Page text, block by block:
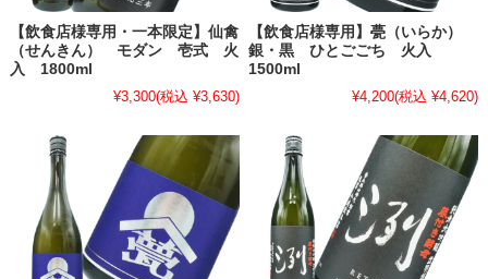
【飲食店様専用・一本限定】仙禽
（せんきん） モダン 壱式 火
入 1800ml
¥3,300(税込 ¥3,630)
【飲食店様専用】甍（いらか）
銀・黒 ひとごごち 火入
1500ml
¥4,200(税込 ¥4,620)